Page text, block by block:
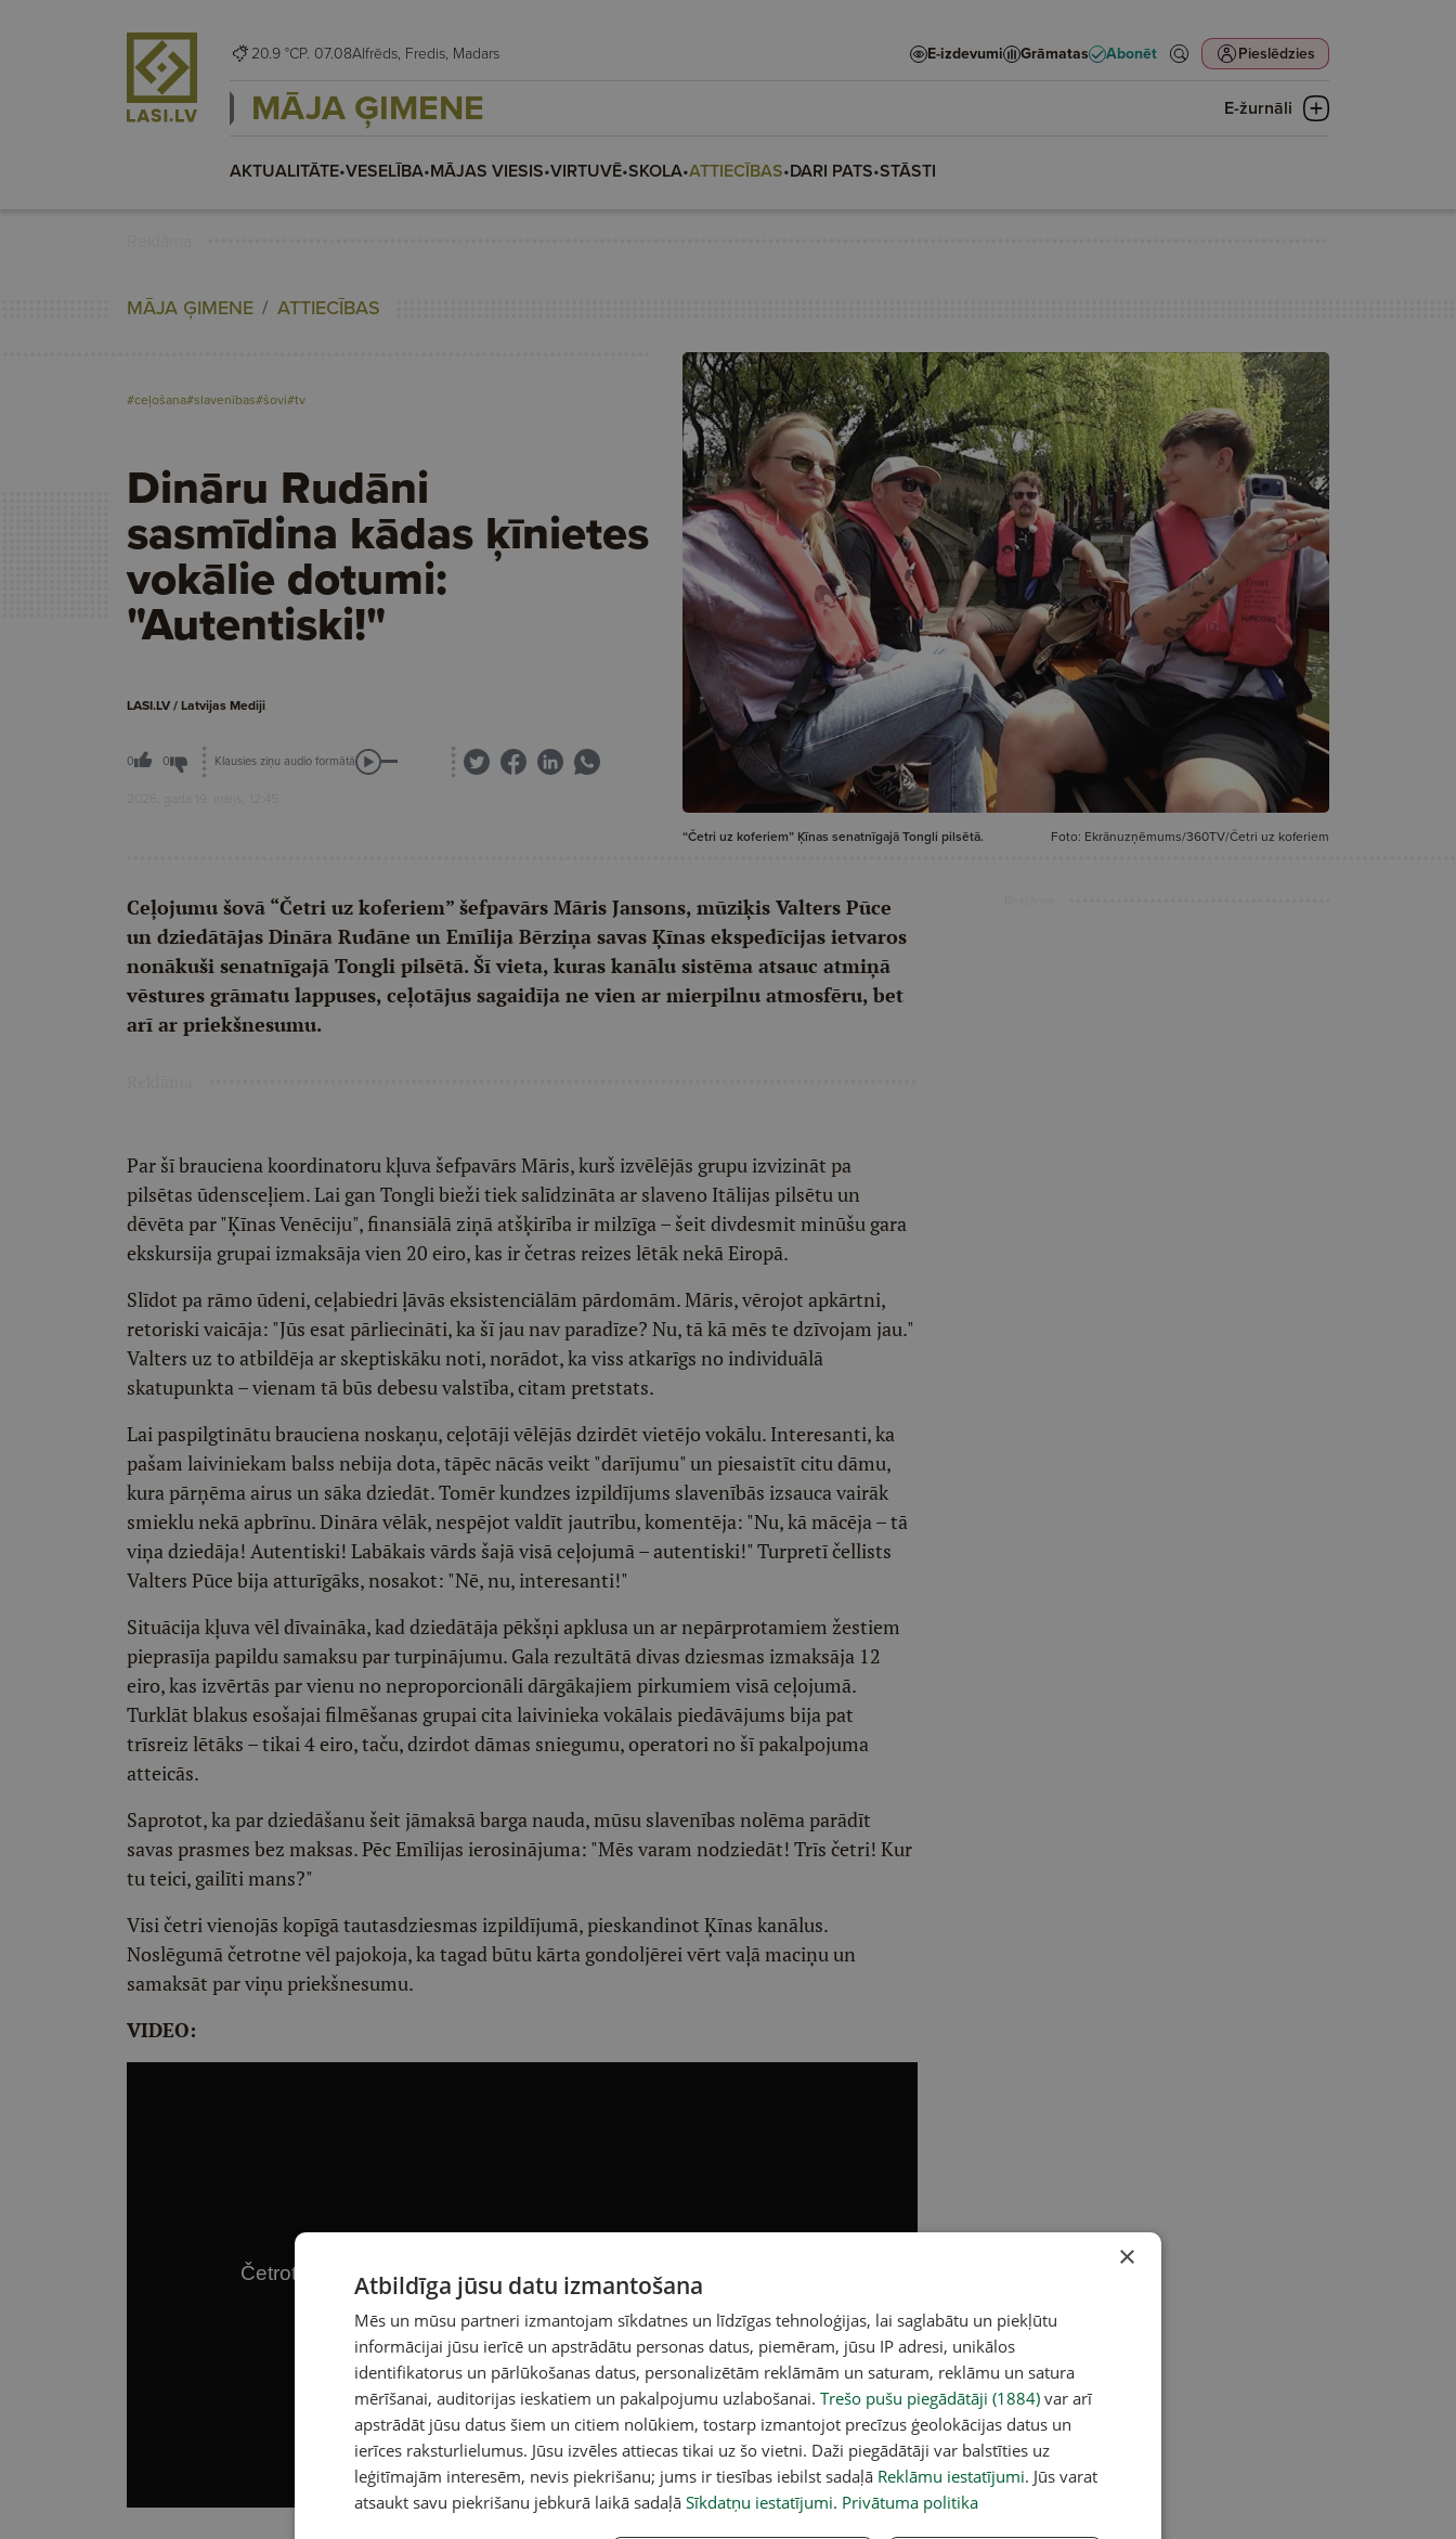
20.9 °CP. 07.08 Alfrēds, Fredis, Madars E-izdevumi Grāmatas Abonēt Pieslēdzies
MĀJA ĢIMENE E-žurnāli
AKTUALITĀTE•VESELĪBA•MĀJAS VIESIS•VIRTUVĒ•SKOLA•ATTIECĪBAS•DARI PATS•STĀSTI
MĀJA ĢIMENE ATTIECĪBAS
#ceļošana#slavenības#šovi#tv
Dināru Rudāni
sasmīdina kādas ķīnietes
vokālie dotumi:
"Autentiski!"
LASI.LV / Latvijas Mediji
0 0 Klausies ziņu audio formātā
2026. gada 19. maijs, 12:45
“Četri uz koferiem” Ķīnas senatnīgajā Tongli pilsētā.
Foto: Ekrānuzņēmums/360TV/Četri uz koferiem
Ceļojumu šovā “Četri uz koferiem” šefpavārs Māris Jansons, mūziķis Valters Pūce
un dziedātājas Dināra Rudāne un Emīlija Bērziņa savas Ķīnas ekspedīcijas ietvaros
nonākuši senatnīgajā Tongli pilsētā. Šī vieta, kuras kanālu sistēma atsauc atmiņā
vēstures grāmatu lappuses, ceļotājus sagaidīja ne vien ar mierpilnu atmosfēru, bet
arī ar priekšnesumu.
Par šī brauciena koordinatoru kļuva šefpavārs Māris, kurš izvēlējās grupu izvizināt pa
pilsētas ūdensceļiem. Lai gan Tongli bieži tiek salīdzināta ar slaveno Itālijas pilsētu un
dēvēta par "Ķīnas Venēciju", finansiālā ziņā atšķirība ir milzīga – šeit divdesmit minūšu gara
ekskursija grupai izmaksāja vien 20 eiro, kas ir četras reizes lētāk nekā Eiropā.
Slīdot pa rāmo ūdeni, ceļabiedri ļāvās eksistenciālām pārdomām. Māris, vērojot apkārtni,
retoriski vaicāja: "Jūs esat pārliecināti, ka šī jau nav paradīze? Nu, tā kā mēs te dzīvojam jau."
Valters uz to atbildēja ar skeptiskāku noti, norādot, ka viss atkarīgs no individuālā
skatupunkta – vienam tā būs debesu valstība, citam pretstats.
Lai paspilgtinātu brauciena noskaņu, ceļotāji vēlējās dzirdēt vietējo vokālu. Interesanti, ka
pašam laiviniekam balss nebija dota, tāpēc nācās veikt "darījumu" un piesaistīt citu dāmu,
kura pārņēma airus un sāka dziedāt. Tomēr kundzes izpildījums slavenībās izsauca vairāk
smieklu nekā apbrīnu. Dināra vēlāk, nespējot valdīt jautrību, komentēja: "Nu, kā mācēja – tā
viņa dziedāja! Autentiski! Labākais vārds šajā visā ceļojumā – autentiski!" Turpretī čellists
Valters Pūce bija atturīgāks, nosakot: "Nē, nu, interesanti!"
Situācija kļuva vēl dīvaināka, kad dziedātāja pēkšņi apklusa un ar nepārprotamiem žestiem
pieprasīja papildu samaksu par turpinājumu. Gala rezultātā divas dziesmas izmaksāja 12
eiro, kas izvērtās par vienu no neproporcionāli dārgākajiem pirkumiem visā ceļojumā.
Turklāt blakus esošajai filmēšanas grupai cita laivinieka vokālais piedāvājums bija pat
trīsreiz lētāks – tikai 4 eiro, taču, dzirdot dāmas sniegumu, operatori no šī pakalpojuma
atteicās.
Saprotot, ka par dziedāšanu šeit jāmaksā barga nauda, mūsu slavenības nolēma parādīt
savas prasmes bez maksas. Pēc Emīlijas ierosinājuma: "Mēs varam nodziedāt! Trīs četri! Kur
tu teici, gailīti mans?"
Visi četri vienojās kopīgā tautasdziesmas izpildījumā, pieskandinot Ķīnas kanālus.
Noslēgumā četrotne vēl pajokoja, ka tagad būtu kārta gondoljērei vērt vaļā maciņu un
samaksāt par viņu priekšnesumu.
VIDEO:
×
Atbildīga jūsu datu izmantošana
Mēs un mūsu partneri izmantojam sīkdatnes un līdzīgas tehnoloģijas, lai saglabātu un piekļūtu
informācijai jūsu ierīcē un apstrādātu personas datus, piemēram, jūsu IP adresi, unikālos
identifikatorus un pārlūkošanas datus, personalizētām reklāmām un saturam, reklāmu un satura
mērīšanai, auditorijas ieskatiem un pakalpojumu uzlabošanai. Trešo pušu piegādātāji (1884) var arī
apstrādāt jūsu datus šiem un citiem nolūkiem, tostarp izmantojot precīzus ģeolokācijas datus un
ierīces raksturlielumus. Jūsu izvēles attiecas tikai uz šo vietni. Daži piegādātāji var balstīties uz
leģitīmajām interesēm, nevis piekrišanu; jums ir tiesības iebilst sadaļā Reklāmu iestatījumi. Jūs varat
atsaukt savu piekrišanu jebkurā laikā sadaļā Sīkdatņu iestatījumi. Privātuma politika